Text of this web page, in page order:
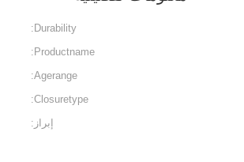
Durability:
Productname:
Agerange:
Closuretype:
إبراز: